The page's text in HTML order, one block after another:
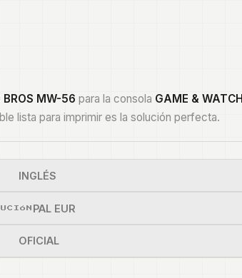
BROS MW-56 para la consola GAME & WATCH
lista para imprimir es la solución perfecta.
INGLÉS
PAL EUR
OFICIAL